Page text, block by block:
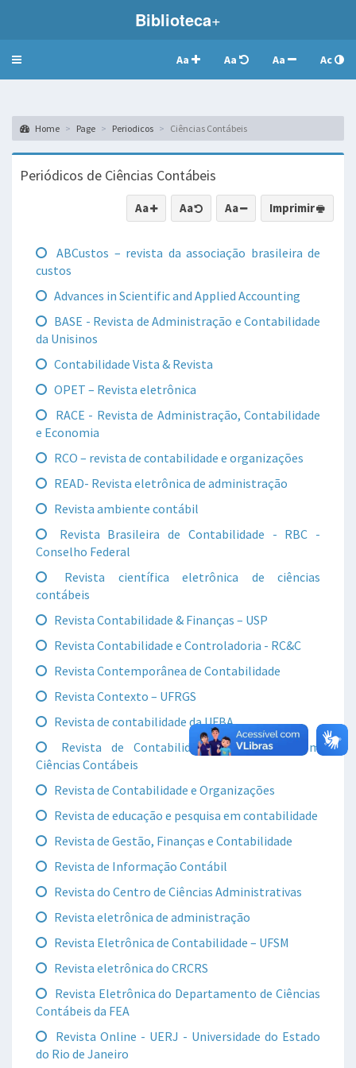
Biblioteca+
Toggle
Aa Aa Aa Ac
Home Page Periodicos Ciências Contábeis
Periódicos de Ciências Contábeis
Aa Aa Aa Imprimir
ABCustos – revista da associação brasileira de
custos
Advances in Scientific and Applied Accounting
BASE - Revista de Administração e Contabilidade
da Unisinos
Contabilidade Vista & Revista
OPET – Revista eletrônica
RACE - Revista de Administração, Contabilidade
e Economia
RCO – revista de contabilidade e organizações
READ- Revista eletrônica de administração
Revista ambiente contábil
Revista Brasileira de Contabilidade - RBC -
Conselho Federal
Revista científica eletrônica de ciências
contábeis
Revista Contabilidade & Finanças – USP
Revista Contabilidade e Controladoria - RC&C
Revista Contemporânea de Contabilidade
Revista Contexto – UFRGS
Revista de contabilidade da UFBA
Revista de Contabilidade do Mestrado em
Ciências Contábeis
Revista de Contabilidade e Organizações
Revista de educação e pesquisa em contabilidade
Revista de Gestão, Finanças e Contabilidade
Revista de Informação Contábil
Revista do Centro de Ciências Administrativas
Revista eletrônica de administração
Revista Eletrônica de Contabilidade – UFSM
Revista eletrônica do CRCRS
Revista Eletrônica do Departamento de Ciências
Contábeis da FEA
Revista Online - UERJ - Universidade do Estado
do Rio de Janeiro